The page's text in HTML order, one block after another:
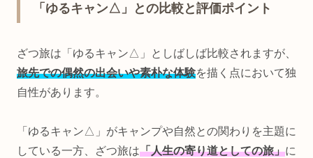
「ゆるキャン△」との比較と評価ポイント
ざつ旅は「ゆるキャン△」としばしば比較されますが、
旅先での偶然の出会いや素朴な体験を描く点において独
自性があります。
「ゆるキャン△」がキャンプや自然との関わりを主題に
している一方、ざつ旅は「人生の寄り道としての旅」に